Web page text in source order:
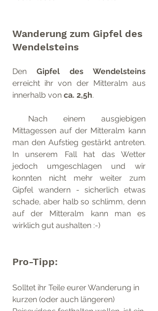
Wanderung zum Gipfel des
Wendelsteins
Den Gipfel des Wendelsteins
erreicht ihr von der Mitteralm aus
innerhalb von ca. 2,5h.
Mittagessen auf der Mitteralm kann
man den Aufstieg gestärkt antreten.
In unserem Fall hat das Wetter
jedoch umgeschlagen und wir
konnten nicht mehr weiter zum
Gipfel wandern - sicherlich etwas
schade, aber halb so schlimm, denn
auf der Mitteralm kann man es
wirklich gut aushalten :-)
Pro-Tipp:
Solltet ihr Teile eurer Wanderung in
kurzen (oder auch längeren)